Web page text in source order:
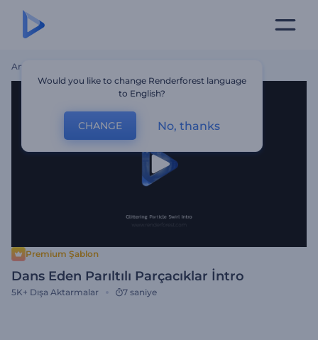
Ana Sayfa
Premium Şablon
Dans Eden Parıltılı Parçacıklar İntro
5K+ Dışa Aktarmalar 7 saniye
Would you like to change Renderforest language
to English?
CHANGE No, thanks